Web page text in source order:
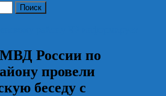
России по
провели
беседу с